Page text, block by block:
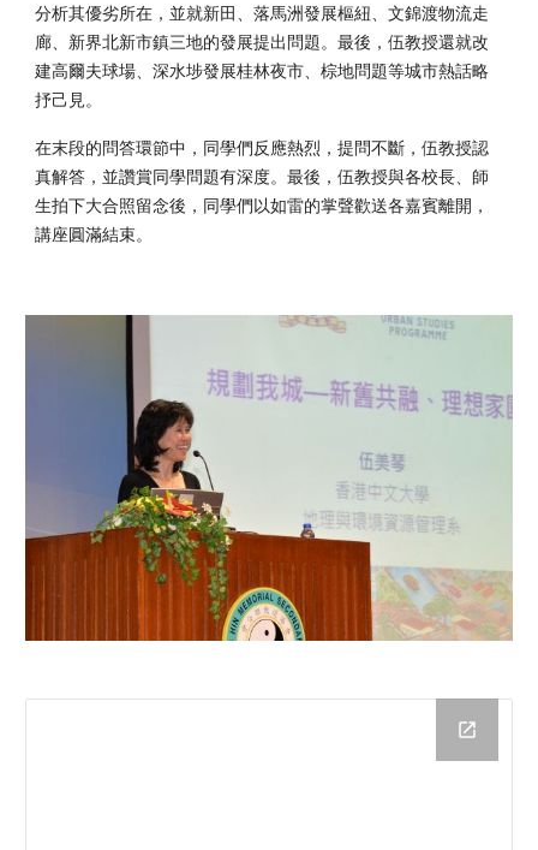
分析其優劣所在，並就新田、落馬洲發展樞紐、文錦渡物流走
廊、新界北新市鎮三地的發展提出問題。最後，伍教授還就改
建高爾夫球場、深水埗發展桂林夜市、棕地問題等城市熱話略
抒己見。
在末段的問答環節中，同學們反應熱烈，提問不斷，伍教授認
真解答，並讚賞同學問題有深度。最後，伍教授與各校長、師
生拍下大合照留念後，同學們以如雷的掌聲歡送各嘉賓離開，
講座圓滿結束。